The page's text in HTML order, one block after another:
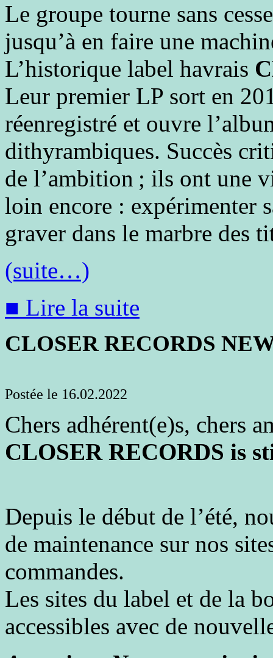
Le groupe tourne sans
jusqu’à en faire une
L’historique label havrais
Leur premier LP sort en
réenregistré et ouvre
dithyrambiques. Succès
de l’ambition ; ils ont une
loin encore : expérimenter
graver dans le marbre des
(suite…)
■ Lire la suite
CLOSER RECORDS
Postée le 16.02.2022
Chers adhérent(e)s, chers
CLOSER RECORDS is
Depuis le début de l’été,
de maintenance sur nos
commandes.
Les sites du label et de la
accessibles avec de